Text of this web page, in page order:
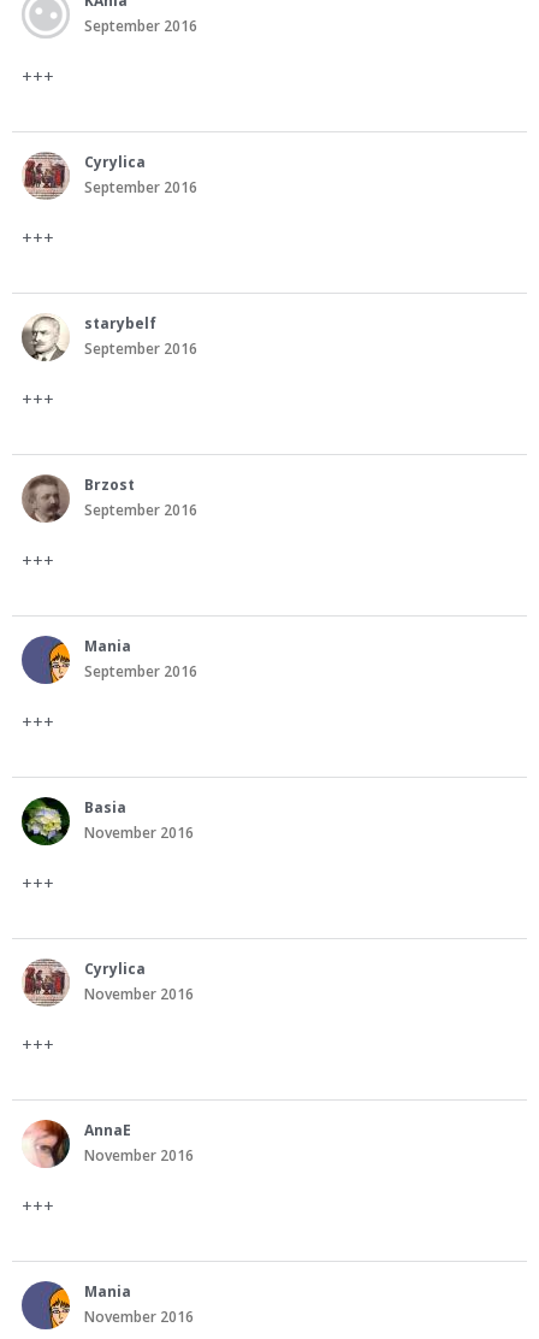
September 2016
+++
Cyrylica
September 2016
+++
starybelf
September 2016
+++
Brzost
September 2016
+++
Mania
September 2016
+++
Basia
November 2016
+++
Cyrylica
November 2016
+++
AnnaE
November 2016
+++
Mania
November 2016